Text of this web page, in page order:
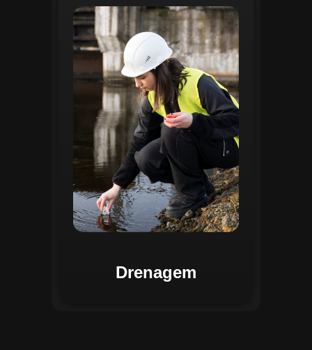
Drenagem
O módulo de Gestão de Drenagem do
Regente aplica o geoprocessamento para
mapear redes de drenagem subterrâneas
e superficiais. A plataforma permite
identificar pontos de alagamento, planejar
intervenções e monitorar a eficiência das
estruturas de drenagem. Com análises
baseadas em dados coletados, o sistema
contribui para o planejamento urbano
sustentável, reduzindo riscos de
enchentes e otimizando a alocação de
recursos. Relatórios visuais facilitam a
comunicação dos resultados e o
acompanhamento dos projetos de
melhoria.